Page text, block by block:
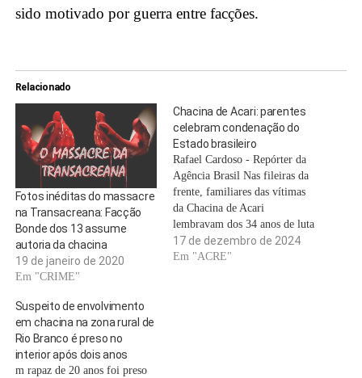
sido motivado por guerra entre facções.
Relacionado
Fotos inéditas do massacre
na Transacreana: Facção
Bonde dos 13 assume
autoria da chacina
19 de janeiro de 2020
Em "CRIME"
Chacina de Acari: parentes
celebram condenação do
Estado brasileiro
Rafael Cardoso - Repórter da
Agência Brasil Nas fileiras da
frente, familiares das vítimas
da Chacina de Acari
lembravam dos 34 anos de luta
por justiça. Atrás deles,
cadeiras vazias do que já foi o
17 de dezembro de 2024
Em "ACRE"
Suspeito de envolvimento
em chacina na zona rural de
Rio Branco é preso no
interior após dois anos
m rapaz de 20 anos foi preso